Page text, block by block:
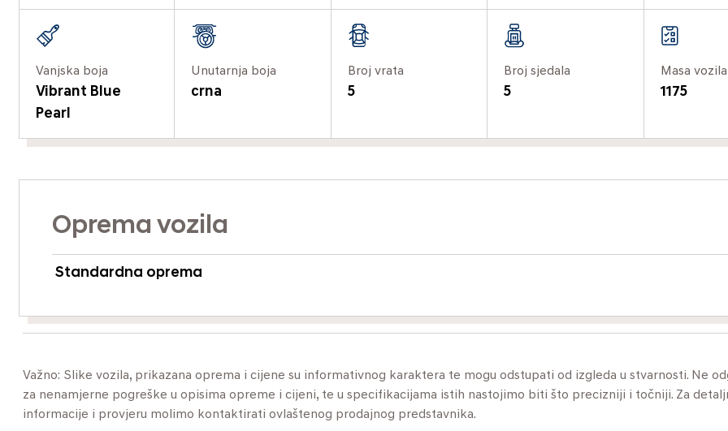
Vanjska boja
Vibrant Blue
Pearl
Unutarnja boja
crna
Broj vrata
5
Broj sjedala
5
Masa
1175
Oprema vozila
Standardna oprema
Važno: Slike vozila, prikazana oprema i cijene su informativnog karaktera te mogu odstupati od izgleda u stvarnosti. Ne
za nenamjerne pogreške u opisima opreme i cijeni, te u specifikacijama istih nastojimo biti što precizniji i točniji. Za
informacije i provjeru molimo kontaktirati ovlaštenog prodajnog predstavnika.